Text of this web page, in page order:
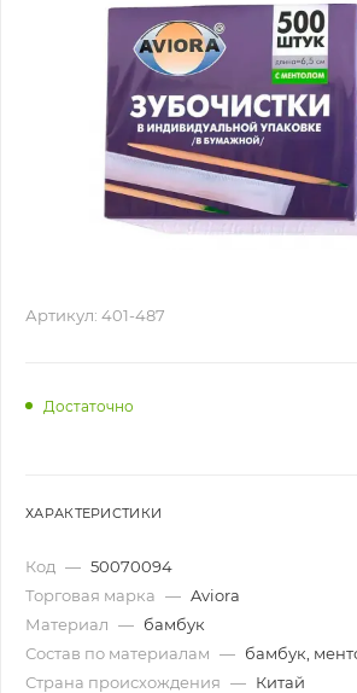
Артикул: 401-487
Достаточно
ХАРАКТЕРИСТИКИ
Код — 50070094
Торговая марка — Aviora
Материал — бамбук
Состав по материалам — бамбук,
Страна происхождения — Китай